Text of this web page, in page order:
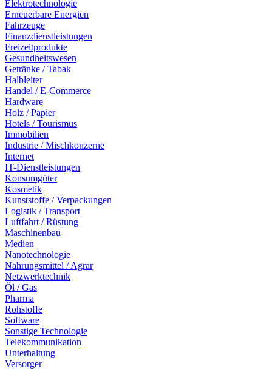
Elektrotechnologie
Erneuerbare Energien
Fahrzeuge
Finanzdienstleistungen
Freizeitprodukte
Gesundheitswesen
Getränke / Tabak
Halbleiter
Handel / E-Commerce
Hardware
Holz / Papier
Hotels / Tourismus
Immobilien
Industrie / Mischkonzerne
Internet
IT-Dienstleistungen
Konsumgüter
Kosmetik
Kunststoffe / Verpackungen
Logistik / Transport
Luftfahrt / Rüstung
Maschinenbau
Medien
Nanotechnologie
Nahrungsmittel / Agrar
Netzwerktechnik
Öl / Gas
Pharma
Rohstoffe
Software
Sonstige Technologie
Telekommunikation
Unterhaltung
Versorger